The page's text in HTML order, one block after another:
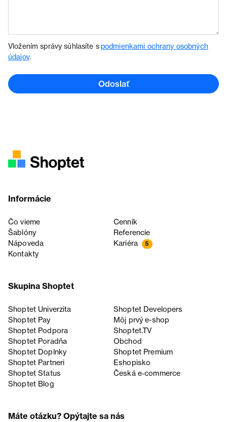
Vložením správy súhlasíte spodmienkami ochrany osobných
údajov.
Odoslať
Informácie
Čo vieme
Cenník
Šablóny
Referencie
Nápoveda
Kariéra 5
Kontakty
Skupina Shoptet
Shoptet Univerzita
Shoptet Developers
Shoptet Pay
Môj prvý e-shop
Shoptet Podpora
Shoptet.TV
Shoptet Poradňa
Obchod
Shoptet Doplnky
Shoptet Premium
Shoptet Partneri
Eshopisko
Shoptet Status
Česká e‑commerce
Shoptet Blog
Máte otázku? Opýtajte sa nás